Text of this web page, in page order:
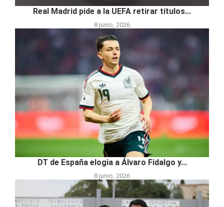
Real Madrid pide a la UEFA retirar títulos...
8 junio, 2026
DT de España elogia a Álvaro Fidalgo y...
8 junio, 2026